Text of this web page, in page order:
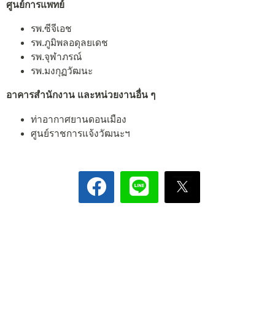
ศูนย์การแพทย์
รพ.ซีจีเอช
รพ.ภูมิพลอดุลยเดช
รพ.จุฬาภรณ์
รพ.มงกุฏวัฒนะ
อาคารสำนักงาน และหน่วยงานอื่น ๆ
ท่าอากาศยานดอนเมือง
ศูนย์ราชการแจ้งวัฒนะฯ